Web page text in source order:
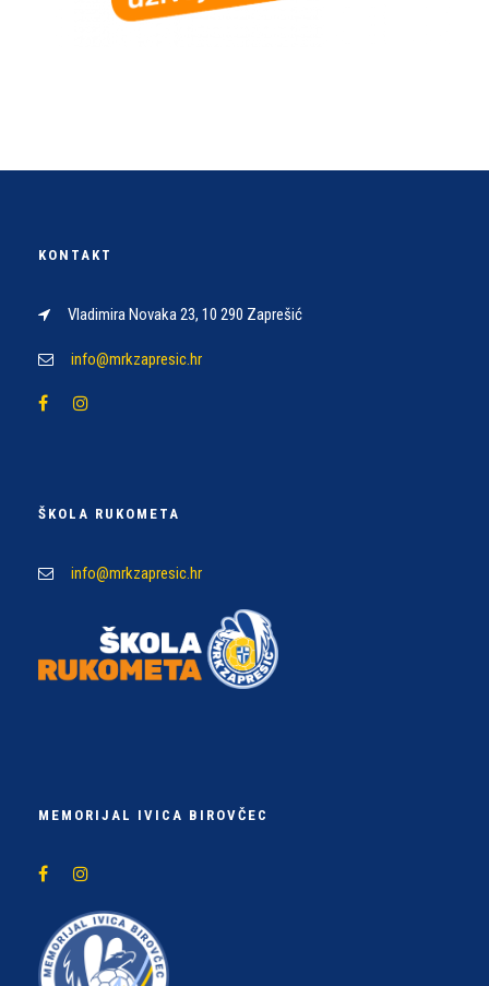
KONTAKT
Vladimira Novaka 23, 10 290 Zaprešić
info@mrkzapresic.hr
ŠKOLA RUKOMETA
info@mrkzapresic.hr
MEMORIJAL IVICA BIROVČEC